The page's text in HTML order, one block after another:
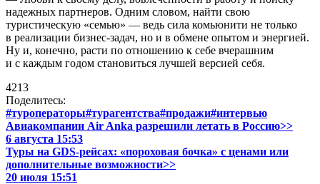
надежных партнеров. Одним словом, найти свою
туристическую «семью» — ведь сила комьюнити не только
в реализации бизнес-задач, но и в обмене опытом и энергией.
Ну и, конечно, расти по отношению к себе вчерашним
и с каждым годом становиться лучшей версией себя.
4213
Поделитесь:
#туроператоры#турагентства#продажи#интервью
Авиакомпании Air Anka разрешили летать в Россию>>
6 августа 15:53
Туры на GDS-рейсах: «пороховая бочка» с ценами или
дополнительные возможности>>
20 июля 15:51